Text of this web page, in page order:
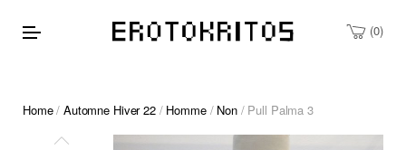
0
Home/Automne Hiver 22/ Homme/ Non/ Pull Palma 3